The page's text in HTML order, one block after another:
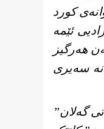
کورد
ئێمە
هەرگیز
سەیری
گەلان”